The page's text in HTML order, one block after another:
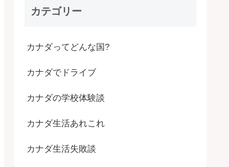
カテゴリー
カナダってどんな国?
カナダでドライブ
カナダの学校体験談
カナダ生活あれこれ
カナダ生活失敗談